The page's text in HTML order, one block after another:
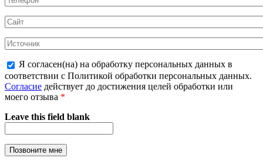
Я согласен(на) на обработку персональных данных в
соответствии с Политикой обработки персональных данных.
Согласие действует до достижения целей обработки или
моего отзыва *
Leave this field blank